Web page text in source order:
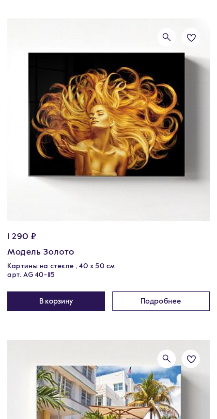
1 290 ₽
Модель Золото
Картины на стекле , 40 х 50 см
арт. AG 40-115
В корзину Подробнее